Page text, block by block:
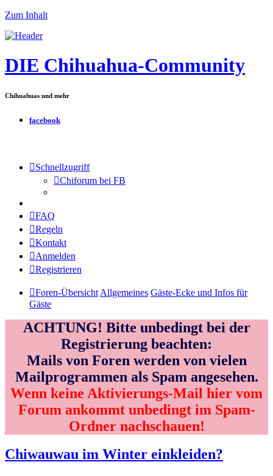
Zum Inhalt
DIE Chihuahua-Community
Chihuahuas und mehr
facebook
Schnellzugriff
Chiforum bei FB
FAQ
Regeln
Kontakt
Anmelden
Registrieren
Foren-Übersicht Allgemeines Gäste-Ecke und Infos für
Gäste
ACHTUNG! Bitte unbedingt bei der
Registrierung beachten:
Mails von Foren werden von vielen
Mailprogrammen als Spam angesehen.
Wenn keine Aktivierungs-Mail hier vom
Forum ankommt unbedingt im Spam-
Ordner nachschauen!
Chiwauwau im Winter einkleiden?